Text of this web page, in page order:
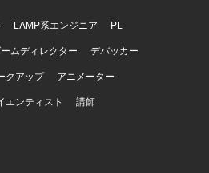
LAMP系エンジニア
PL
ムディレクター
デバッカー
クアップ
アニメーター
エンティスト 講師